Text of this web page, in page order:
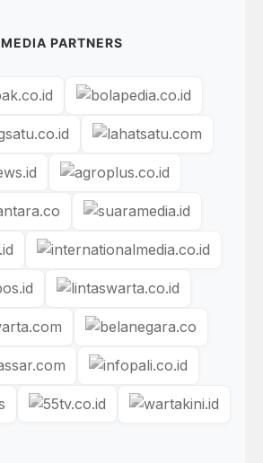
MEDIA PARTNERS